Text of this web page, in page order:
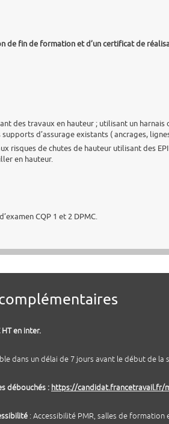
de fin de formation et d’un certificat de
des travaux en hauteur ; utilisant un harnais
d’assurage existants ( ancrages,
risques de chutes de hauteur utilisant des
en hauteur.
CQP 1 et 2 DPMC.
en inter.
dans un délai de 7 jours avant le début de la
débouchés : https://candidat.francetravail.fr/
: Accessibilité PMR, salles de formation